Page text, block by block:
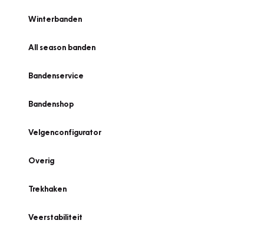
Winterbanden
All season banden
Bandenservice
Bandenshop
Velgenconfigurator
Overig
Trekhaken
Veerstabiliteit